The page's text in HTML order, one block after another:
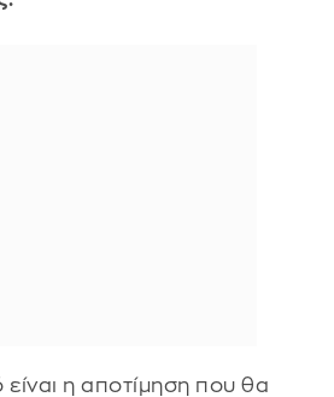
είναι η αποτίμηση που θα